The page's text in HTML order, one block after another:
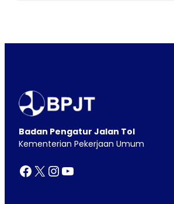
Badan Pengatur Jalan Tol
Kementerian Pekerjaan Umum
Facebook X InstagramYouTube